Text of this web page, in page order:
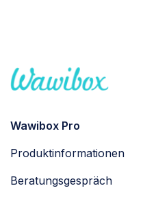
Wawibox Pro
Produktinformationen
Beratungsgespräch